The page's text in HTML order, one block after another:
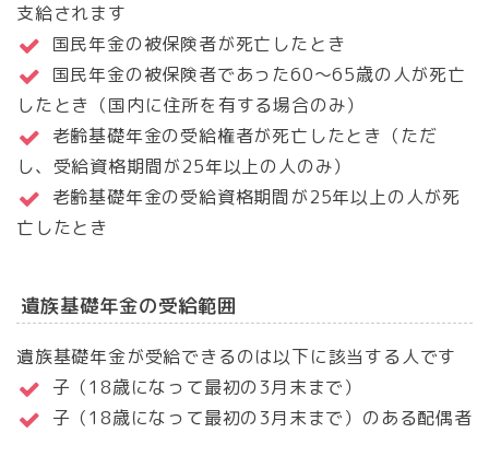
支給されます
国民年金の被保険者が死亡したとき
国民年金の被保険者であった60～65歳の人が死亡
したとき（国内に住所を有する場合のみ）
老齢基礎年金の受給権者が死亡したとき（ただ
し、受給資格期間が25年以上の人のみ）
老齢基礎年金の受給資格期間が25年以上の人が死
亡したとき
遺族基礎年金の受給範囲
遺族基礎年金が受給できるのは以下に該当する人です
子（18歳になって最初の3月末まで）
子（18歳になって最初の3月末まで）のある配偶者